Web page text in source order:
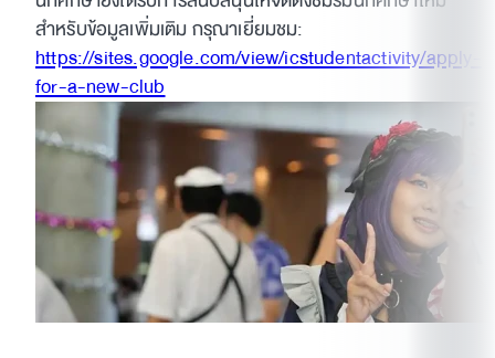
participation record will be included in their
Activity Transcript.
Students must be a member of at least one
student club. The membership status will be
included in their Activity Transcript.
สำหรับข้อมูลเพิ่มเติม กรุณาเยี่ยมชม:
https://sites.google.com/view/icstudentactivity/apply-
for-a-new-club